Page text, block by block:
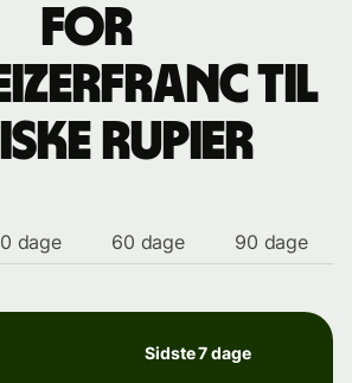
for
til
rupier
dage 60 dage 90 dage
Sidste 7 dage